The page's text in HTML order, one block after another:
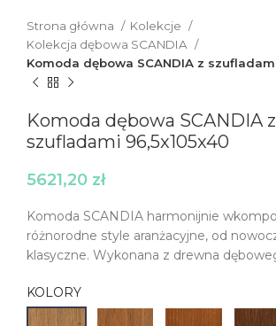
Strona główna
Kolekcje
Kolekcja dębowa SCANDIA
Komoda dębowa SCANDIA z
Komoda dębowa SCANDIA z
szufladami 96,5x105x40
5621,20 zł
Komoda SCANDIA harmonijnie
różnorodne style aranżacyjne, od
klasyczne. Wykonana z drewna
KOLORY